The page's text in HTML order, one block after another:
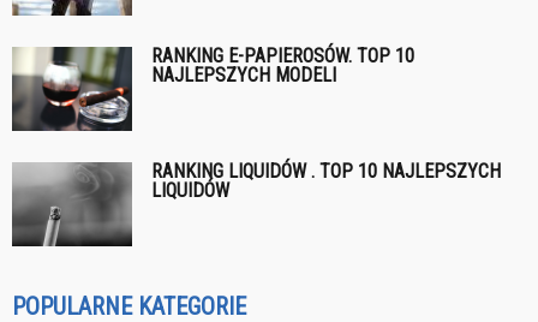
RANKING E-PAPIEROSÓW. TOP 10
NAJLEPSZYCH MODELI
RANKING LIQUIDÓW . TOP 10 NAJLEPSZYCH
LIQUIDÓW
POPULARNE KATEGORIE